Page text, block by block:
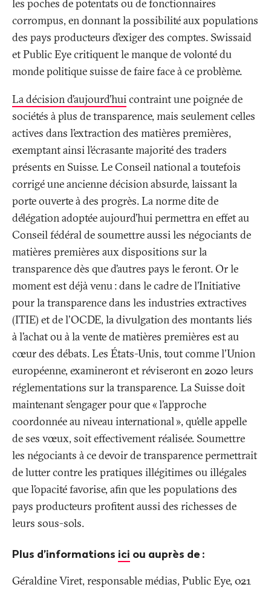
les poches de potentats ou de fonctionnaires
corrompus, en donnant la possibilité aux populations
des pays producteurs d’exiger des comptes. Swissaid
et Public Eye critiquent le manque de volonté du
monde politique suisse de faire face à ce problème.
La décision d’aujourd’huicontraint une poignée de
sociétés à plus de transparence, mais seulement celles
actives dans l’extraction des matières premières,
exemptant ainsi l’écrasante majorité des traders
présents en Suisse. Le Conseil national a toutefois
corrigé une ancienne décision absurde, laissant la
porte ouverte à des progrès. La norme dite de
délégation adoptée aujourd’hui permettra en effet au
Conseil fédéral de soumettre aussi les négociants de
matières premières aux dispositions sur la
transparence dès que d’autres pays le feront. Or le
moment est déjà venu: dans le cadre de l’Initiative
pour la transparence dans les industries extractives
(ITIE) et de l'OCDE, la divulgation des montants liés
à l’achat ou à la vente de matières premières est au
cœur des débats. Les États-Unis, tout comme l'Union
européenne, examineront et réviseront en 2020 leurs
réglementations sur la transparence. La Suisse doit
maintenant s’engager pour que «l’approche
coordonnée au niveau international», qu’elle appelle
de ses vœux, soit effectivement réalisée. Soumettre
les négociants à ce devoir de transparence permettrait
de lutter contre les pratiques illégitimes ou illégales
que l’opacité favorise, afin que les populations des
pays producteurs profitent aussi des richesses de
leurs sous-sols.
Plus d’informations ici ou auprès de :
Géraldine Viret, responsable médias, Public Eye, 021